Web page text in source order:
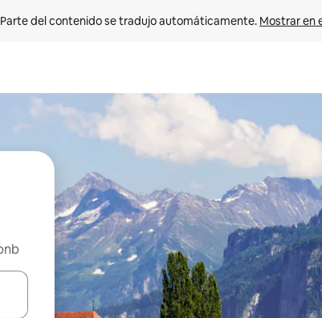
Parte del contenido se tradujo automáticamente. Mostrar en
usando las teclas de las flechas hacia arriba y